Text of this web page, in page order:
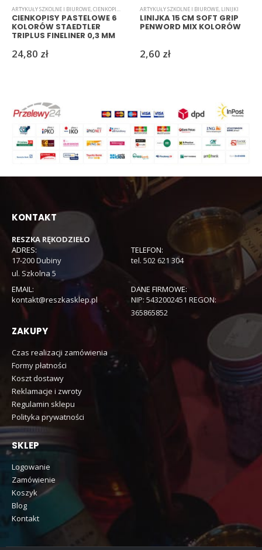
ARTYKUŁY SZKOLNE I BIUROWE,CIENKOPISY PASTELOWE
CIENKOPISY PASTELOWE 6
KOLORÓW STAEDTLER
TRIPLUS FINELINER 0,3 MM
24,80 zł
ARTYKUŁY SZKOLNE I BIUROWE, LINIJKI
LINIJKA 15 CM SOFT GRIP
PENWORD MIX KOLORÓW
2,60 zł
KONTAKT
RESZKA RĘKODZIEŁO
ADRES:
17-200 Dubiny
ul. Szkolna 5
TELEFON:
tel. 502 621 304
EMAIL:
kontakt@reszkasklep.pl
DANE FIRMOWE:
NIP: 5432002451 REGON:
365865852
ZAKUPY
Czas realizacji zamówienia
Formy płatności
Koszt dostawy
Reklamacje i zwroty
Regulamin sklepu
Polityka prywatności
SKLEP
Logowanie
Zamówienie
Koszyk
Blog
Kontakt